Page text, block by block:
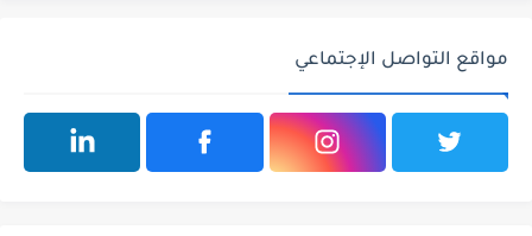
مواقع التواصل الإجتماعي